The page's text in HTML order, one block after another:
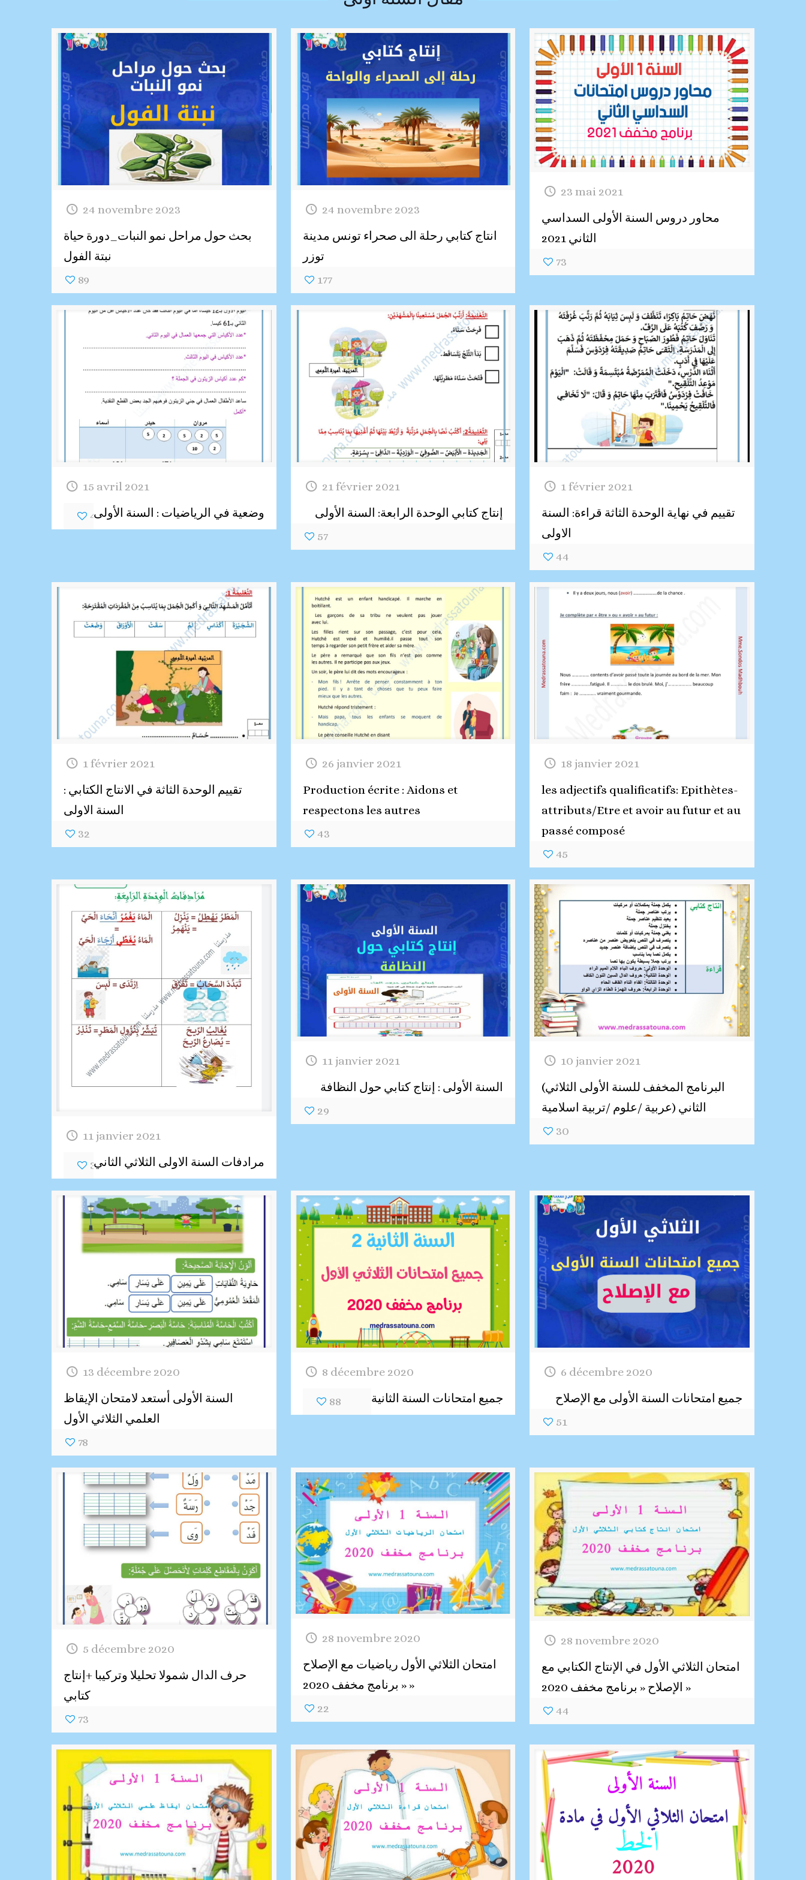
24 novembre 2023
بحث حول مراحل نمو النبات_دورة حياة
نبتة الفول
89
24 novembre 2023
انتاج كتابي رحلة الى صحراء تونس مدينة
توزر
177
23 mai 2021
محاور دروس السنة الأولى السداسي
الثاني 2021
73
15 avril 2021
وضعية في الرياضيات : السنة الأولى
42
21 février 2021
إنتاج كتابي الوحدة الرابعة: السنة الأولى
57
1 février 2021
تقييم في نهاية الوحدة الثاثة قراءة: السنة
الاولى
44
1 février 2021
تقييم الوحدة الثاثة في الانتاج الكتابي :
السنة الاولى
32
26 janvier 2021
Production écrite : Aidons et
respectons les autres
43
18 janvier 2021
les adjectifs qualificatifs: Epithètes-
attributs/Etre et avoir au futur et au
passé composé
45
11 janvier 2021
مرادفات السنة الاولى الثلاثي الثاني
36
11 janvier 2021
السنة الأولى : إنتاج كتابي حول النظافة
29
10 janvier 2021
(البرنامج المخفف للسنة الأولى الثلاثي
الثاني (عربية /علوم /تربية اسلامية
30
13 décembre 2020
السنة الأولى أستعد لامتحان الإيقاظ
العلمي الثلاثي الأول
78
8 décembre 2020
جميع امتحانات السنة الثانية
88
6 décembre 2020
جميع امتحانات السنة الأولى مع الإصلاح
51
5 décembre 2020
حرف الدال شمولا تحليلا وتركيبا +إنتاج
كتابي
73
28 novembre 2020
امتحان الثلاثي الأول رياضيات مع الإصلاح
« برنامج مخفف 2020 »
22
28 novembre 2020
امتحان الثلاثي الأول في الإنتاج الكتابي مع
الإصلاح « برنامج مخفف 2020 »
44